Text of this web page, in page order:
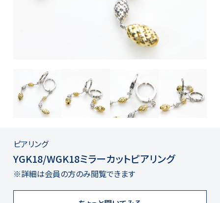
ピアリング
YGK18/WGK18ミラーカットピアリング
※詳細は会員の方のみ閲覧できます